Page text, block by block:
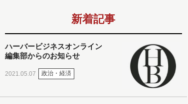
新着記事
ハーバービジネスオンライン
編集部からのお知らせ
2021.05.07 政治・経済